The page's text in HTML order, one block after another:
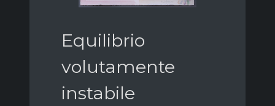
Equilibrio
volutamente
instabile